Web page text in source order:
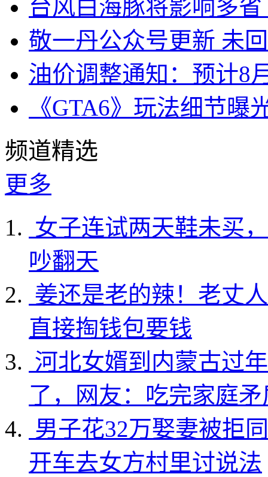
台风白海豚将影响多
敬一丹公众号更新 未
油价调整通知：预计8
《GTA6》玩法细节
频道精选
更多
女子连试两天鞋未买
吵翻天
姜还是老的辣！老丈
直接掏钱包要钱
河北女婿到内蒙古过
了，网友：吃完家庭
男子花32万娶妻被拒
开车去女方村里讨说法